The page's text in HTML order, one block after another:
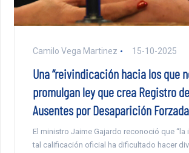
Camilo Vega Martinez 15-10-2025
Una “reivindicación hacia los que
promulgan ley que crea Registro
Ausentes por Desaparición Forzada
El ministro Jaime Gajardo reconoció que “la
tal calificación oficial ha dificultado hacer